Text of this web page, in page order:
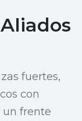
fuertes,
con
un frente